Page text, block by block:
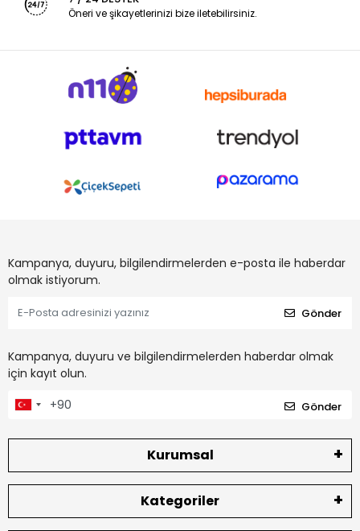
Öneri ve şikayetlerinizi bize iletebilirsiniz.
Kampanya, duyuru, bilgilendirmelerden e-posta ile haberdar
olmak istiyorum.
Gönder
Kampanya, duyuru ve bilgilendirmelerden haberdar olmak
için kayıt olun.
Gönder
Kurumsal
Kategoriler